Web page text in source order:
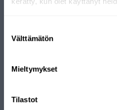
valinta
Välttämätön
Mieltymykset
Tilastot
Leveringsland